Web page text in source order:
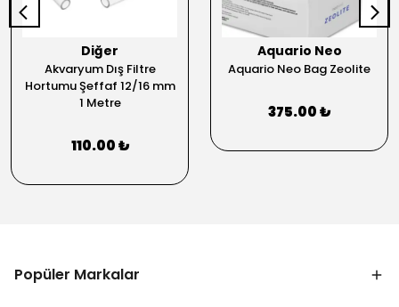
Diğer
Akvaryum Dış Filtre
Hortumu Şeffaf 12/16 mm
1 Metre
110.00 ₺
Aquario Neo
Aquario Neo Bag Zeolite
375.00 ₺
Popüler Markalar